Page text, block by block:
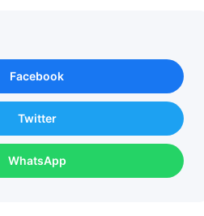
Facebook
Twitter
WhatsApp